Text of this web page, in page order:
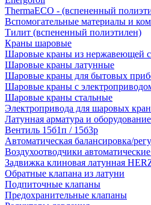
ThermaECO - (вспененный
Вспомогательные материалы и
Тилит (вспененный полиэтилен)
Краны шаровые
Шаровые краны из нержавеющей
Шаровые краны латунные
Шаровые краны для бытовых
Шаровые краны с
Шаровые краны стальные
Электропривода для шаровых
Латунная арматура и оборудование
Вентиль 15б1п / 15б3р
Автоматическая балансировка/
Воздухоотводчики
Задвижка клиновая латунная
Обратные клапана из латуни
Подпиточные клапаны
Предохранительные клапаны